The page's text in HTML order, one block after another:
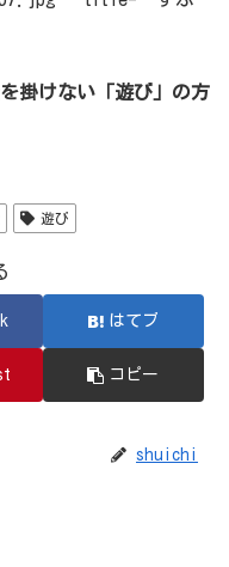
掛けない「遊び」の方
遊び
はてブ
コピー
shuichi